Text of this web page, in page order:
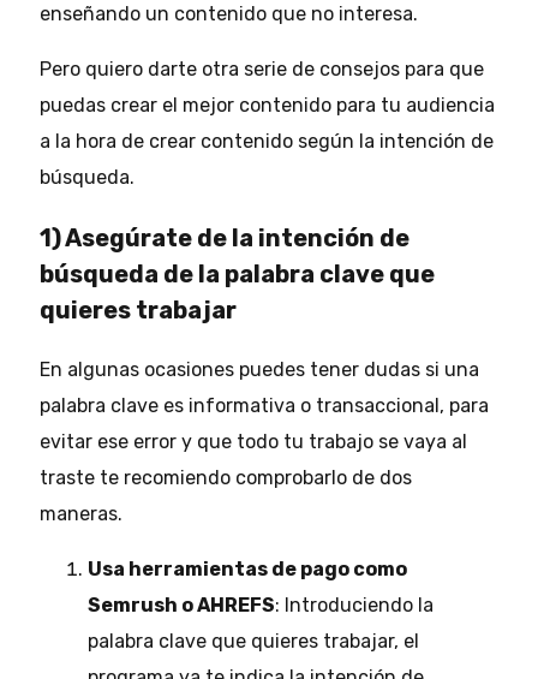
enseñando un contenido que no interesa.
Pero quiero darte otra serie de consejos para que
puedas crear el mejor contenido para tu audiencia
a la hora de crear contenido según la intención de
búsqueda.
1) Asegúrate de la intención de
búsqueda de la palabra clave que
quieres trabajar
En algunas ocasiones puedes tener dudas si una
palabra clave es informativa o transaccional, para
evitar ese error y que todo tu trabajo se vaya al
traste te recomiendo comprobarlo de dos
maneras.
Usa herramientas de pago como
Semrush o AHREFS: Introduciendo la
palabra clave que quieres trabajar, el